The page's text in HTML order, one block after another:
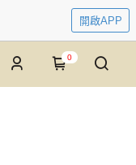
開啟APP
0